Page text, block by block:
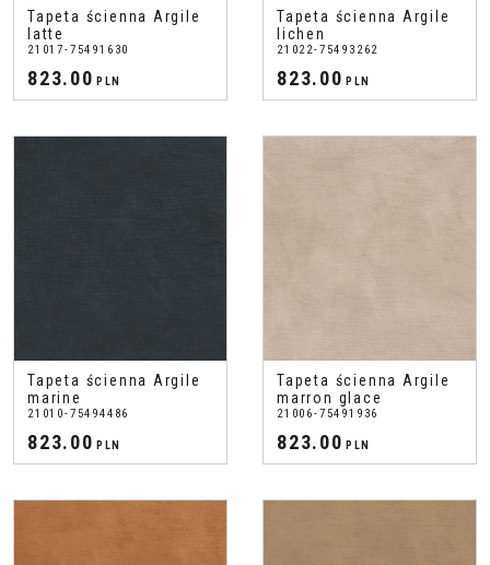
Tapeta ścienna Argile
latte
21017-75491630
823.00 PLN
Tapeta ścienna Argile
lichen
21022-75493262
823.00 PLN
Tapeta ścienna Argile
marine
21010-75494486
823.00 PLN
Tapeta ścienna Argile
marron glace
21006-75491936
823.00 PLN